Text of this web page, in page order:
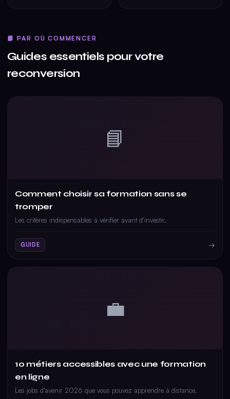
📘 PAR OÙ COMMENCER
Guides essentiels pour votre
reconversion
📘
Comment choisir sa formation sans se
tromper
Les critères indispensables à vérifier avant d’investir.
GUIDE →
💼
10 métiers accessibles avec une formation
en ligne
Les jobs d’avenir 2026 que vous pouvez apprendre à distance.